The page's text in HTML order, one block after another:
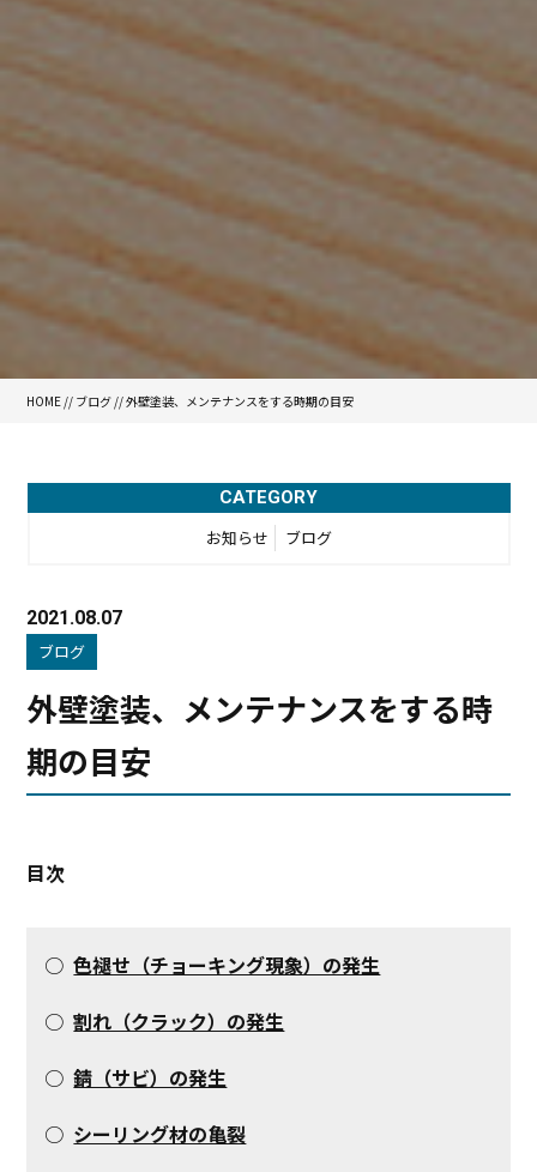
HOME // ブログ // 外壁塗装、メンテナンスをする時期の目安
CATEGORY
お知らせ ブログ
2021.08.07
ブログ
外壁塗装、メンテナンスをする時
期の目安
目次
○色褪せ（チョーキング現象）の発生
○割れ（クラック）の発生
○錆（サビ）の発生
○ シーリング材の亀裂